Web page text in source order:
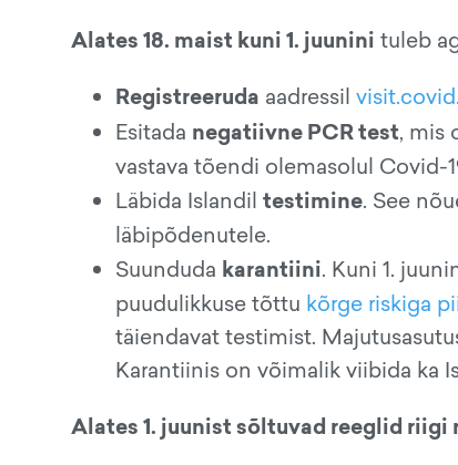
Alates 18. maist kuni 1. juunini tuleb
Registreeruda aadressil
Esitada negatiivne PCR test, mis
vastava tõendi olemasolul Covid-
Läbida Islandil testimine. See
läbipõdenutele.
Suunduda karantiini. Kuni 1.
puudulikkuse tõttu kõrge riskiga
täiendavat testimist.
Karantiinis on võimalik viibida ka
Alates 1. juunist sõltuvad reeglid